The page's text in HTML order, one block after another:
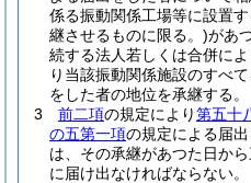
係る振動関係工場等に設置
継させるものに限る。)があ
続する法人若しくは合併に
り当該振動関係施設のすべ
をした者の地位を承継する。
3
前二項の規定により第五十
の五第一項の規定による届
は、その承継があつた日か
に届け出なければならない。